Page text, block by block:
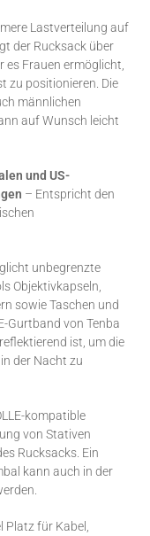
Lastverteilung auf
der Rucksack über
Frauen ermöglicht,
zu positionieren. Die
männlichen
auf Wunsch leicht
und US-
– Entspricht den
unbegrenzte
Objektivkapseln,
sowie Taschen und
Gurtband von Tenba
ist, um die
der Nacht zu
kompatible
von Stativen
Rucksacks. Ein
kann auch in der
Platz für Kabel,